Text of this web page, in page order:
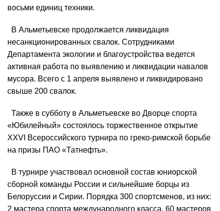
восьми единиц техники.
В Альметьевске продолжается ликвидация
несанкционированных свалок. Сотрудниками
Департамента экологии и благоустройства ведется
активная работа по выявлению и ликвидации навалов
мусора. Всего с 1 апреля выявлено и ликвидировано
свыше 200 свалок.
Также в субботу в Альметьевске во Дворце спорта
«Юбилейный» состоялось торжественное открытие
XXVI Всероссийского турнира по греко-римской борьбе
на призы ПАО «Татнефть».
В турнире участвовал основной состав юниорской
сборной команды России и сильнейшие борцы из
Белоруссии и Сирии. Порядка 300 спортсменов, из них:
2 мастера спорта международного класса, 60 мастеров